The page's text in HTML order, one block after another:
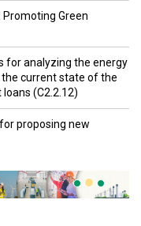
Promoting Green
for analyzing the energy
current state of the
(C2.2.12)
proposing new